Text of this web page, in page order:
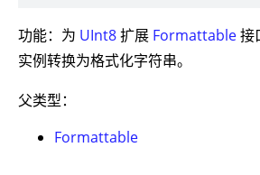
功能：为 UInt8扩展 Formattable接
实例转换为格式化字符串。
父类型：
Formattable